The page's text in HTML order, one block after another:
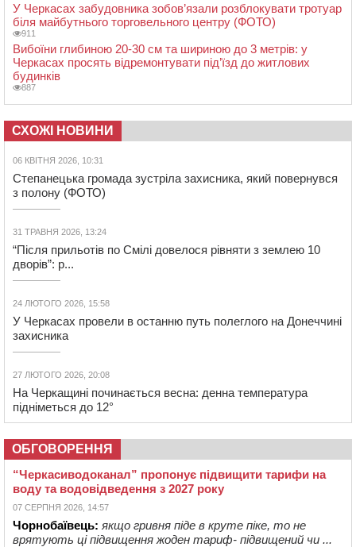
У Черкасах забудовника зобов’язали розблокувати тротуар
біля майбутнього торговельного центру (ФОТО)
911
Вибоїни глибиною 20-30 см та шириною до 3 метрів: у
Черкасах просять відремонтувати під’їзд до житлових
будинків
887
СХОЖІ НОВИНИ
06 КВІТНЯ 2026, 10:31
Степанецька громада зустріла захисника, який повернувся
з полону (ФОТО)
31 ТРАВНЯ 2026, 13:24
“Після прильотів по Смілі довелося рівняти з землею 10
дворів”: р...
24 ЛЮТОГО 2026, 15:58
У Черкасах провели в останню путь полеглого на Донеччині
захисника
27 ЛЮТОГО 2026, 20:08
На Черкащині починається весна: денна температура
підніметься до 12°
ОБГОВОРЕННЯ
“Черкасиводоканал” пропонує підвищити тарифи на
воду та водовідведення з 2027 року
07 СЕРПНЯ 2026, 14:57
Чорнобаївець: якщо гривня піде в круте піке, то не
врятують ці підвищення жоден тариф- підвищений чи ...